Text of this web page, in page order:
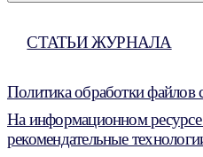
СТАТЬИ ЖУРНАЛА
Политика обработки файлов
На информационном
рекомендательные